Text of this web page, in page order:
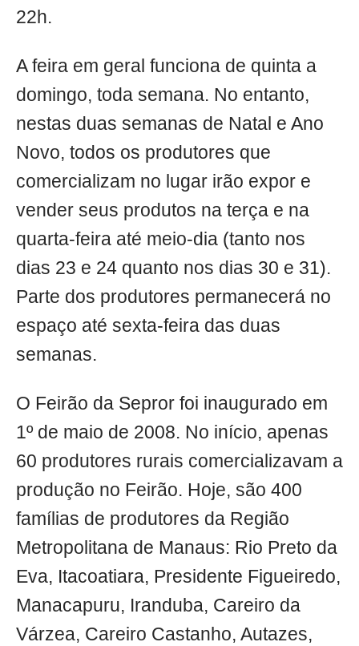
22h.
A feira em geral funciona de quinta a
domingo, toda semana. No entanto,
nestas duas semanas de Natal e Ano
Novo, todos os produtores que
comercializam no lugar irão expor e
vender seus produtos na terça e na
quarta-feira até meio-dia (tanto nos
dias 23 e 24 quanto nos dias 30 e 31).
Parte dos produtores permanecerá no
espaço até sexta-feira das duas
semanas.
O Feirão da Sepror foi inaugurado em
1º de maio de 2008. No início, apenas
60 produtores rurais comercializavam a
produção no Feirão. Hoje, são 400
famílias de produtores da Região
Metropolitana de Manaus: Rio Preto da
Eva, Itacoatiara, Presidente Figueiredo,
Manacapuru, Iranduba, Careiro da
Várzea, Careiro Castanho, Autazes,